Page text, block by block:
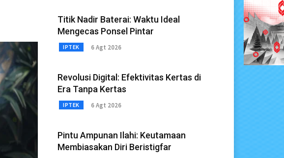
Titik Nadir Baterai: Waktu Ideal
Mengecas Ponsel Pintar
IPTEK 6 Agt 2026
Revolusi Digital: Efektivitas Kertas di
Era Tanpa Kertas
IPTEK 6 Agt 2026
Pintu Ampunan Ilahi: Keutamaan
Membiasakan Diri Beristigfar